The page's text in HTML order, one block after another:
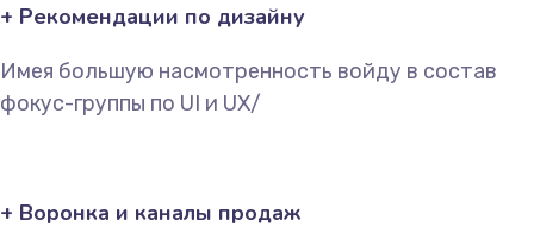
+ Рекомендации по дизайну
Имея большую насмотренность войду в состав
фокус-группы по UI и UX/
+ Воронка и каналы продаж